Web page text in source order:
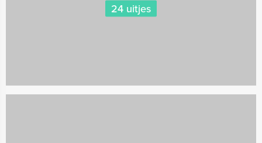
24 uitjes